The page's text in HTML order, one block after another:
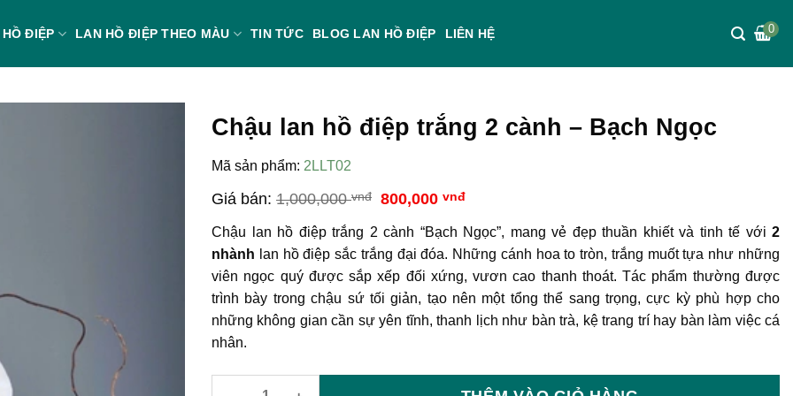
ĐIỆP LAN HỒ ĐIỆP THEO MÀU TIN TỨC BLOG LAN HỒ ĐIỆP LIÊN HỆ 0
Chậu lan hồ điệp trắng 2 cành – Bạch Ngọc
Mã sản phẩm: 2LLT02
Giá bán: 1,000,000vnđ
Giá
là:
1,000,000 vnđ.
800,000vnđGiá
tại
là:
800,000 vnđ.
Chậu lan hồ điệp trắng 2 cành “Bạch Ngọc”, mang vẻ đẹp thuần khiết và tinh tế với 2
nhành lan hồ điệp sắc trắng đại đóa. Những cánh hoa to tròn, trắng muốt tựa như những
viên ngọc quý được sắp xếp đối xứng, vươn cao thanh thoát. Tác phẩm thường được
trình bày trong chậu sứ tối giản, tạo nên một tổng thể sang trọng, cực kỳ phù hợp cho
những không gian cần sự yên tĩnh, thanh lịch như bàn trà, kệ trang trí hay bàn làm việc cá
nhân.